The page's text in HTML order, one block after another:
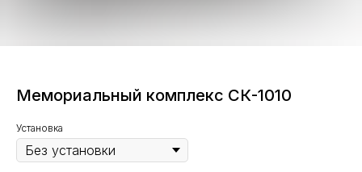
Мемориальный комплекс СК-1010
Установка